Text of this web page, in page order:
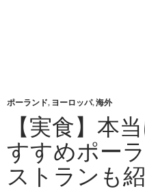
ポーランド, ヨーロッパ,海外
【実食】本
すすめポー
ストランも